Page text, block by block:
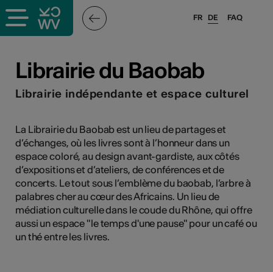
FAQ
FR DE
Librairie du Baobab
Librairie indépendante et espace culturel
La Librairie du Baobab est un lieu de partages et
d’échanges, où les livres sont à l’honneur dans un
espace coloré, au design avant-gardiste, aux côtés
d’expositions et d’ateliers, de conférences et de
concerts. Le tout sous l’emblème du baobab, l’arbre à
palabres cher au cœur des Africains. Un lieu de
médiation culturelle dans le coude du Rhône, qui offre
aussi un espace "le temps d'une pause" pour un café ou
un thé entre les livres.